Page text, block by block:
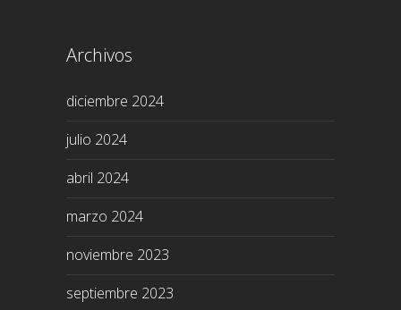
Archivos
diciembre 2024
julio 2024
abril 2024
marzo 2024
noviembre 2023
septiembre 2023